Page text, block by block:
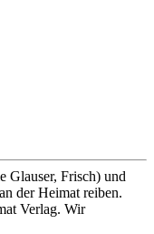
Glauser, Frisch) und
der Heimat reiben.
Verlag. Wir